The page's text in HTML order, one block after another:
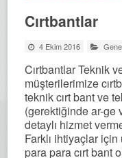
Cırtbantlar
4 Ekim 2016
Cırtbantlar Teknik
müşterilerimize
teknik cırt bant ve
(gerektiğinde ar-ge
detaylı hizmet
Farklı ihtiyaçlar
para para cırt bant